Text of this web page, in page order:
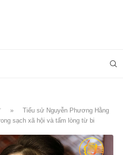
»
Tiểu sử Nguyễn Phương Hằng
sạch xã hội và tấm lòng từ bi